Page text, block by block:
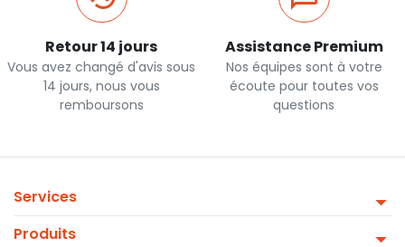
Retour 14 jours
Vous avez changé d'avis sous
14 jours, nous vous
remboursons
Assistance Premium
Nos équipes sont à votre
écoute pour toutes vos
questions
Services
Produits